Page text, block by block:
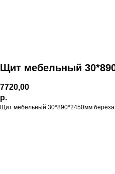
Щит мебельный
7720,00
р.
Щит мебельный 30*890*2450мм